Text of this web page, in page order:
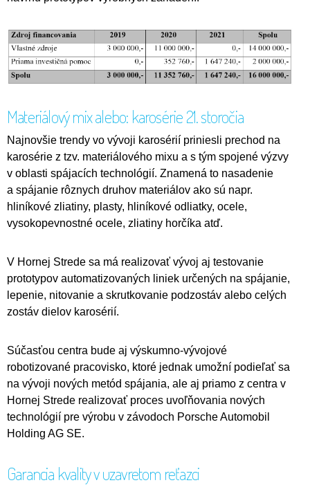
Materiálový mix alebo: karosérie 21. storočia
Najnovšie trendy vo vývoji karosérií priniesli prechod na
karosérie z tzv. materiálového mixu a s tým spojené výzvy
v oblasti spájacích technológií. Znamená to nasadenie
a spájanie rôznych druhov materiálov ako sú napr.
hliníkové zliatiny, plasty, hliníkové odliatky, ocele,
vysokopevnostné ocele, zliatiny horčíka atď.
V Hornej Strede sa má realizovať vývoj aj testovanie
prototypov automatizovaných liniek určených na spájanie,
lepenie, nitovanie a skrutkovanie podzostáv alebo celých
zostáv dielov karosérií.
Súčasťou centra bude aj výskumno-vývojové
robotizované pracovisko, ktoré jednak umožní podieľať sa
na vývoji nových metód spájania, ale aj priamo z centra v
Hornej Strede realizovať proces uvoľňovania nových
technológií pre výrobu v závodoch Porsche Automobil
Holding AG SE.
Garancia kvality v uzavretom reťazci